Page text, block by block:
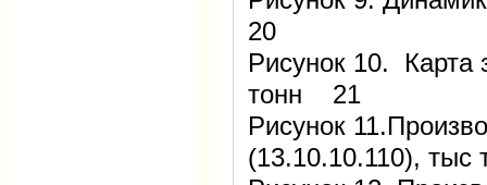
20
Рисунок 10.
тонн 21
Рисунок
(13.10.10.110),